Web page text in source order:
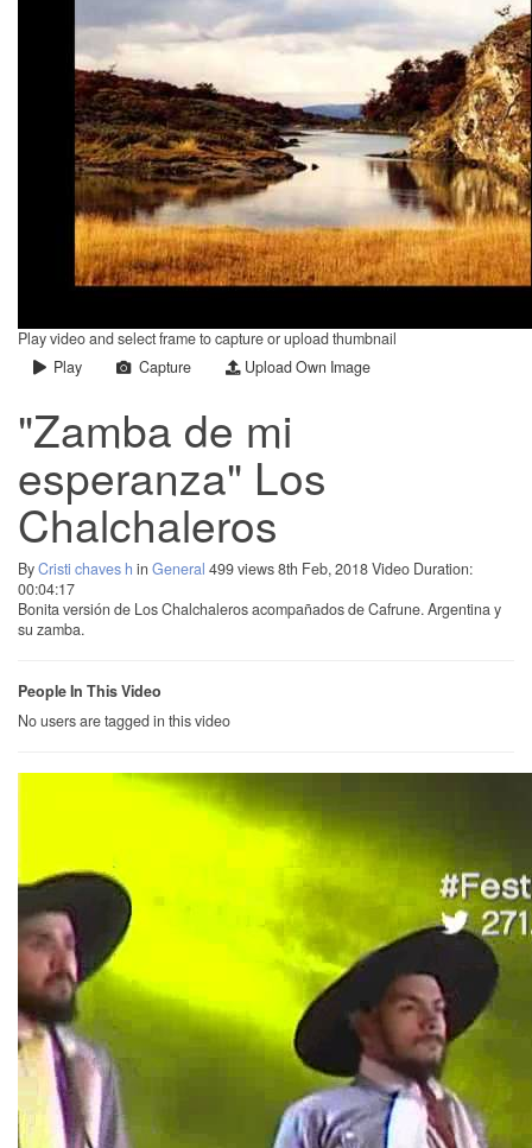
Play video and select frame to capture or upload thumbnail
Play
Capture Upload Own Image
"Zamba de mi
esperanza" Los
Chalchaleros
ByCristi chaves h in General 499 views8th Feb, 2018Video Duration:
00:04:17
Bonita versión de Los Chalchaleros acompañados de Cafrune. Argentina y
su zamba.
People In This Video
No users are tagged in this video